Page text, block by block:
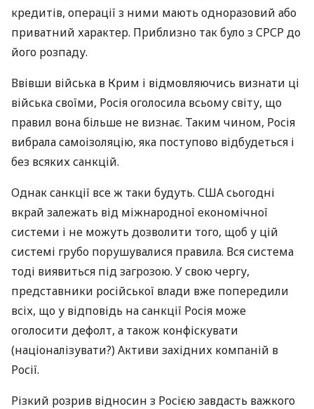
кредитів, операції з ними мають одноразовий або
приватний характер. Приблизно так було з СРСРдо
його розпаду.
Ввівши війська в Крим і відмовляючись визнати ці
війська своїми, Росія оголосила всьому світу, що
правил вона більше не визнає. Таким чином, Росія
вибрала самоізоляцію, яка поступово відбудеться і
без всяких санкцій.
Однак санкції все ж таки будуть. СШАсьогодні
вкрай залежать від міжнародної економічної
системи і не можуть дозволити того, щоб у цій
системі грубо порушувалися правила. Вся система
тоді виявиться під загрозою. У свою чергу,
представники російської влади вже попередили
всіх, що у відповідь на санкції Росія може
оголосити дефолт, а також конфіскувати
(націоналізувати?) Активи західних компаній в
Росії.
Різкий розрив відносин з Росією завдасть важкого